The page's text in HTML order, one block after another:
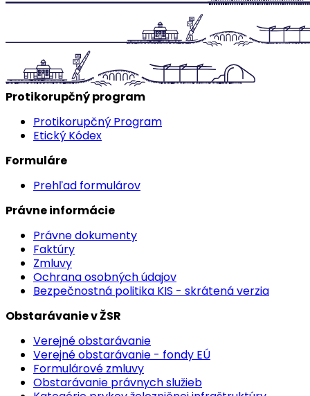
Protikorupčný program
Protikorupčný Program
Etický Kódex
Formuláre
Prehľad formulárov
Právne informácie
Právne dokumenty
Faktúry
Zmluvy
Ochrana osobných údajov
Bezpečnostná politika KIS - skrátená verzia
Obstarávanie v ŽSR
Verejné obstarávanie
Verejné obstarávanie - fondy EÚ
Formulárové zmluvy
Obstarávanie právnych služieb